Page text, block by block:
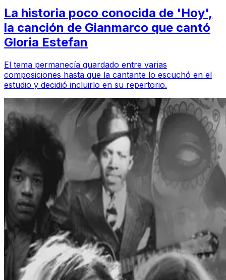
La historia poco conocida de 'Hoy',
la canción de Gianmarco que cantó
Gloria Estefan
El tema permanecía guardado entre varias
composiciones hasta que la cantante lo escuchó en el
estudio y decidió incluirlo en su repertorio.